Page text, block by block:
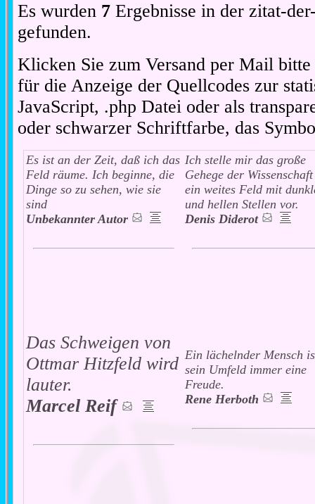
Es wurden 7 Ergebnisse in der zitat-
gefunden.
Klicken Sie zum Versand per Mail
für die Anzeige der Quellcodes zur
JavaScript, .php Datei oder als
oder schwarzer Schriftfarbe, das
Es ist an der Zeit, daß ich das
Feld räume. Ich beginne, die
Dinge so zu sehen, wie sie
sind
Unbekannter Autor
Ich stelle mir das große
Gehege der
ein weites Feld mit
und hellen Stellen vor.
Denis Diderot
Das Schweigen von
Ottmar Hitzfeld wird
lauter.
Marcel Reif
Ein lächelnder Mensch
sein Umfeld immer eine
Freude.
Rene Herboth